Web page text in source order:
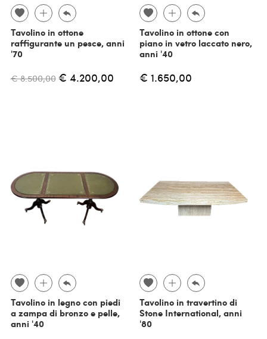
Tavolino in ottone
raffigurante un pesce, anni
'70
€ 8.500,00 € 4.200,00
Tavolino in ottone con
piano in vetro laccato nero,
anni '40
€ 1.650,00
Tavolino in legno con piedi
a zampa di bronzo e pelle,
anni '40
Tavolino in travertino di
Stone International, anni
'80